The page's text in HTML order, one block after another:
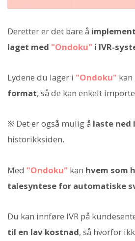
Deretter er det bare å
laget med "Ondoku" i IVR-
Lydene du lager i "Ondoku" kan
format, så de kan enkelt
※ Det er også mulig å laste ned
historikksiden.
Med "Ondoku" kan hvem som
talesyntese for automatiske
Du kan innføre IVR på
til en lav kostnad, så hvorfor